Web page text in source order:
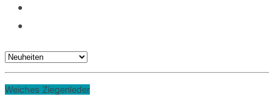
Weiches Ziegenleder